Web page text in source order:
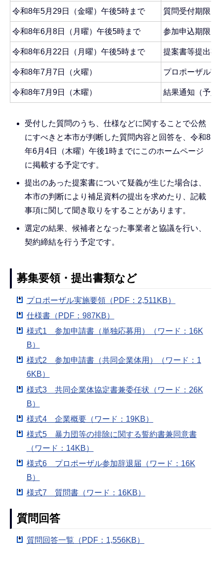
令和8年5月29日（金曜）午後5時まで 質問受付期限
令和8年6月8日（月曜）午後5時まで 参加申込期限
令和8年6月22日（月曜）午後5時まで 提案書等提出期
令和8年7月7日（火曜） プロポーザル実
令和8年7月9日（木曜） 結果通知（予定
受付した質問のうち、仕様などに関することで公然
にすべきと本市が判断した質問内容と回答を、令和8
年6月4日（木曜）午後1時までにこのホームページ
に掲載する予定です。
提出のあった提案書について疑義が生じた場合は、
本市の判断により補足資料の提出を求めたり、記載
事項に関して聞き取りをすることがあります。
選定の結果、候補者となった事業者と協議を行い、
契約締結を行う予定です。
募集要領・提出書類など
プロポーザル実施要領（PDF：2,511KB）
仕様書（PDF：987KB）
様式1 参加申請書（単独応募用）（ワード：16K
B）
様式2 参加申請書（共同企業体用）（ワード：1
6KB）
様式3 共同企業体協定書兼委任状（ワード：26K
B）
様式4 企業概要（ワード：19KB）
様式5 暴力団等の排除に関する誓約書兼同意書
（ワード：14KB）
様式6 プロポーザル参加辞退届（ワード：16K
B）
様式7 質問書（ワード：16KB）
質問回答
質問回答一覧（PDF：1,556KB）